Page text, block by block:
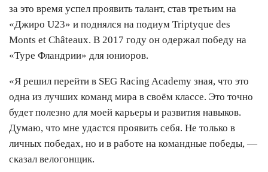
за это время успел проявить талант, став третьим на
«Джиро U23» и поднялся на подиум Triptyque des
Monts et Châteaux. В 2017 году он одержал победу на
«Туре Фландрии» для юниоров.
«Я решил перейти в SEG Racing Academy зная, что это
одна из лучших команд мира в своём классе. Это точно
будет полезно для моей карьеры и развития навыков.
Думаю, что мне удастся проявить себя. Не только в
личных победах, но и в работе на командные победы, —
сказал велогонщик.